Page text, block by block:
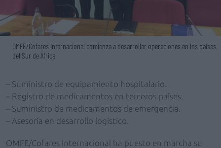
OMFE/Cofares Internacional comienza a desarrollar operaciones en los países
del Sur de África
– Suministro de equipamiento hospitalario.
– Registro de medicamentos en terceros países.
– Suministro de medicamentos de emergencia.
– Asesoría en desarrollo logístico.
OMFE/Cofares Internacional ha puesto en marcha su